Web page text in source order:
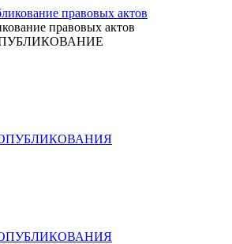
правовых актов